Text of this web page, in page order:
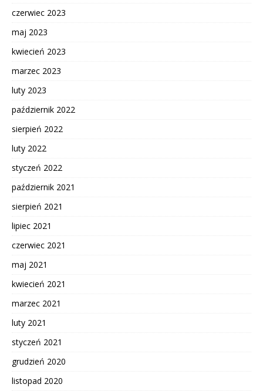
czerwiec 2023
maj 2023
kwiecień 2023
marzec 2023
luty 2023
październik 2022
sierpień 2022
luty 2022
styczeń 2022
październik 2021
sierpień 2021
lipiec 2021
czerwiec 2021
maj 2021
kwiecień 2021
marzec 2021
luty 2021
styczeń 2021
grudzień 2020
listopad 2020